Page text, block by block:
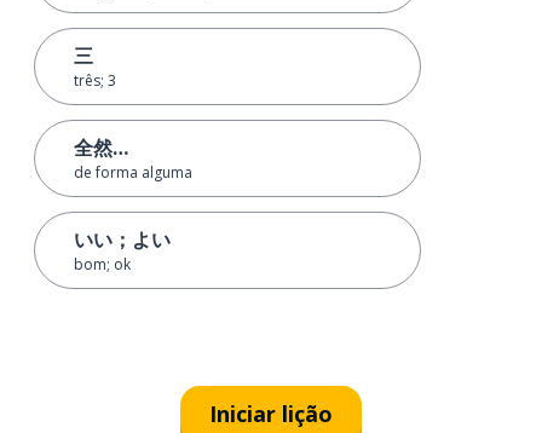
三
três; 3
全然…
de forma alguma
いい；よい
bom; ok
Iniciar lição